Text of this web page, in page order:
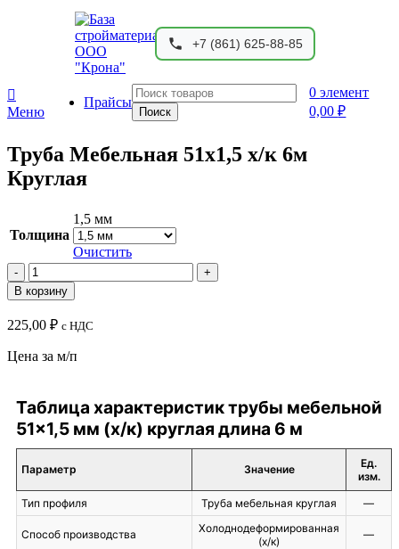
+7 (861) 625-88-85
Меню
Прайсы
Поиск
0элемент
0,00₽
Труба Мебельная 51х1,5 х/к 6м
Круглая
Толщина
1,5 мм
Очистить
Количество
товара
Труба
Мебельная
51х1,5
х/
Круглая
В корзину
225,00 ₽ с НДС
Цена за м/п
Таблица характеристик трубы мебельной
51×1,5 мм (х/к) круглая длина 6 м
Параметр Значение
Ед.
изм.
Тип профиля
Труба мебельная круглая —
Способ производства
Холоднодеформированная
(х/к)
—